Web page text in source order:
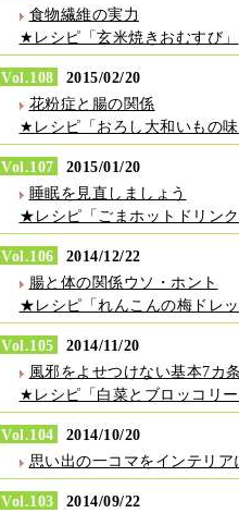
食物繊維の実力
★レシピ「玄米焼きおむすび」
Vol.108
2015/02/20
花粉症と腸の関係
★レシピ「おろし大和いもの味
Vol.107
2015/01/20
睡眠を見直しましょう
★レシピ「ごまホットドリンク
Vol.106
2014/12/22
腸と体の関係ウソ・ホント
★レシピ「れんこんの梅ドレッ
Vol.105
2014/11/20
風邪をよせつけない基本7カ条
★レシピ「白菜とブロッコリー
Vol.104
2014/10/20
思い出の一コマをインテリ
Vol.103
2014/09/22